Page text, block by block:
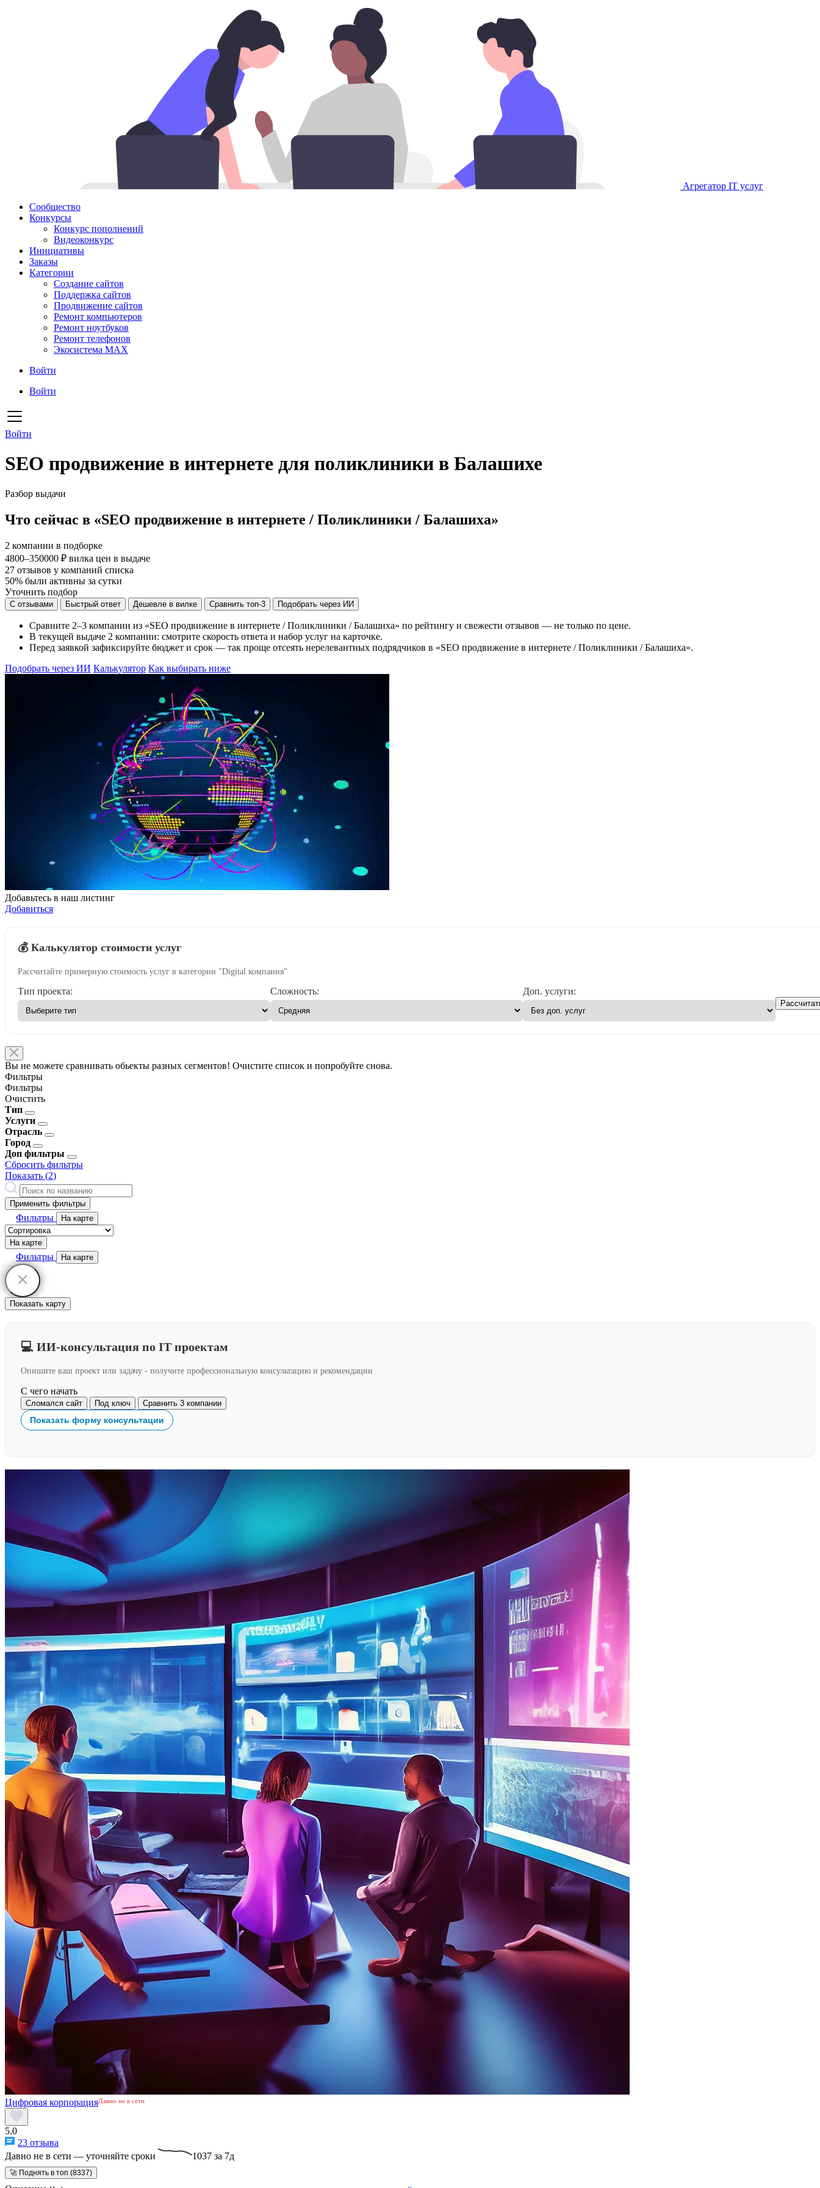
Агрегатор IT услуг
Сообщество
Конкурсы
Конкурс пополнений
Видеоконкурс
Инициативы
Заказы
Категории
Создание сайтов
Поддержка сайтов
Продвижение сайтов
Ремонт компьютеров
Ремонт ноутбуков
Ремонт телефонов
Экосистема MAX
Войти
Войти
Войти
SEO продвижение в интернете для поликлиники в Балашихе
Разбор выдачи
Что сейчас в «SEO продвижение в интернете / Поликлиники / Балашиха»
2 компании в подборке
4800–350000 ₽ вилка цен в выдаче
27 отзывов у компаний списка
50% были активны за сутки
Уточнить подбор
С отзывами Быстрый ответ Дешевле в вилке Сравнить топ-3 Подобрать через ИИ
Сравните 2–3 компании из «SEO продвижение в интернете / Поликлиники / Балашиха» по рейтингу и свежести отзывов — не только по цене.
В текущей выдаче 2 компании: смотрите скорость ответа и набор услуг на карточке.
Перед заявкой зафиксируйте бюджет и срок — так проще отсеять нерелевантных подрядчиков в «SEO продвижение в интернете / Поликлиники / Балашиха».
Подобрать через ИИ Калькулятор Как выбирать ниже
Добавьтесь в наш листинг
Добавиться
💰 Калькулятор стоимости услуг
Рассчитайте примерную стоимость услуг в категории "Digital компания"
Тип проекта: Сложность: Доп. услуги:
Вы не можете сравнивать обьекты разных сегментов! Очистите список и попробуйте снова.
Фильтры
Фильтры
Очистить
Тип
Услуги
Отрасль
Город
Доп фильтры
Сбросить фильтры
Показать (2)
Применить фильтры
Фильтры На карте
На карте
Фильтры На карте
Показать карту
💻 ИИ-консультация по IT проектам
Опишите ваш проект или задачу - получите профессиональную консультацию и рекомендации
С чего начать
Сломался сайт Под ключ Сравнить 3 компании
Показать форму консультации
Цифровая корпорацияДавно не в сети
5.0
23 отзыва
Давно не в сети — уточняйте сроки
1037 за 7д
🚀 Поднять в топ (8337)